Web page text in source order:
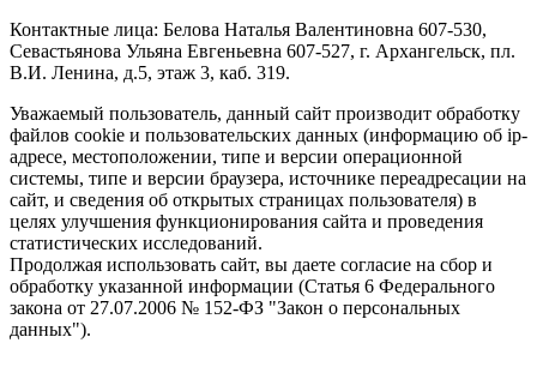
Контактные лица: Белова Наталья Валентиновна 607-530,
Севастьянова Ульяна Евгеньевна 607-527, г. Архангельск, пл.
В.И. Ленина, д.5, этаж 3, каб. 319.
Уважаемый пользователь, данный сайт производит обработку
файлов cookie и пользовательских данных (информацию об ip-
адресе, местоположении, типе и версии операционной
системы, типе и версии браузера, источнике переадресации на
сайт, и сведения об открытых страницах пользователя) в
целях улучшения функционирования сайта и проведения
статистических исследований.
Продолжая использовать сайт, вы даете согласие на сбор и
обработку указанной информации (Статья 6 Федерального
закона от 27.07.2006 № 152-ФЗ "Закон о персональных
данных").